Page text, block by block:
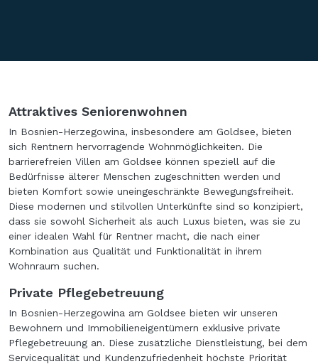
Attraktives Seniorenwohnen
In Bosnien-Herzegowina, insbesondere am Goldsee, bieten
sich Rentnern hervorragende Wohnmöglichkeiten. Die
barrierefreien Villen am Goldsee können speziell auf die
Bedürfnisse älterer Menschen zugeschnitten werden und
bieten Komfort sowie uneingeschränkte Bewegungsfreiheit.
Diese modernen und stilvollen Unterkünfte sind so konzipiert,
dass sie sowohl Sicherheit als auch Luxus bieten, was sie zu
einer idealen Wahl für Rentner macht, die nach einer
Kombination aus Qualität und Funktionalität in ihrem
Wohnraum suchen.
Private Pflegebetreuung
In Bosnien-Herzegowina am Goldsee bieten wir unseren
Bewohnern und Immobilieneigentümern exklusive private
Pflegebetreuung an. Diese zusätzliche Dienstleistung, bei dem
Servicequalität und Kundenzufriedenheit höchste Priorität